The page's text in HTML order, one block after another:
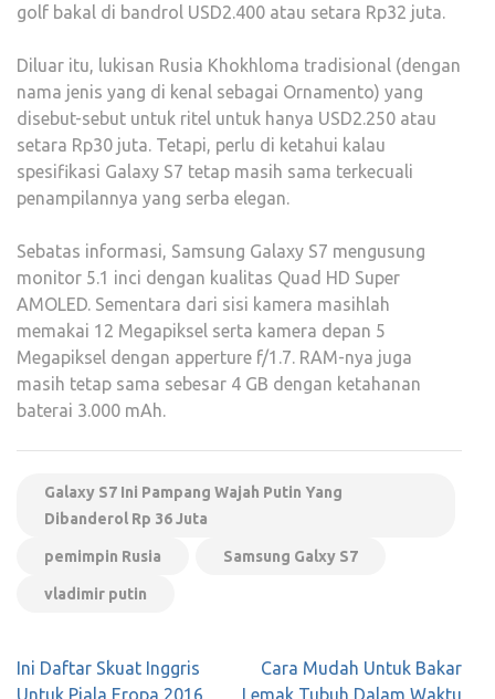
golf bakal di bandrol USD2.400 atau setara Rp32 juta.
Diluar itu, lukisan Rusia Khokhloma tradisional (dengan
nama jenis yang di kenal sebagai Ornamento) yang
disebut-sebut untuk ritel untuk hanya USD2.250 atau
setara Rp30 juta. Tetapi, perlu di ketahui kalau
spesifikasi Galaxy S7 tetap masih sama terkecuali
penampilannya yang serba elegan.
Sebatas informasi, Samsung Galaxy S7 mengusung
monitor 5.1 inci dengan kualitas Quad HD Super
AMOLED. Sementara dari sisi kamera masihlah
memakai 12 Megapiksel serta kamera depan 5
Megapiksel dengan apperture f/1.7. RAM-nya juga
masih tetap sama sebesar 4 GB dengan ketahanan
baterai 3.000 mAh.
Galaxy S7 Ini Pampang Wajah Putin Yang
Dibanderol Rp 36 Juta
pemimpin Rusia Samsung Galxy S7
vladimir putin
Navigasi
pos
Ini Daftar Skuat Inggris
Untuk Piala Eropa 2016
Cara Mudah Untuk Bakar
Lemak Tubuh Dalam Waktu